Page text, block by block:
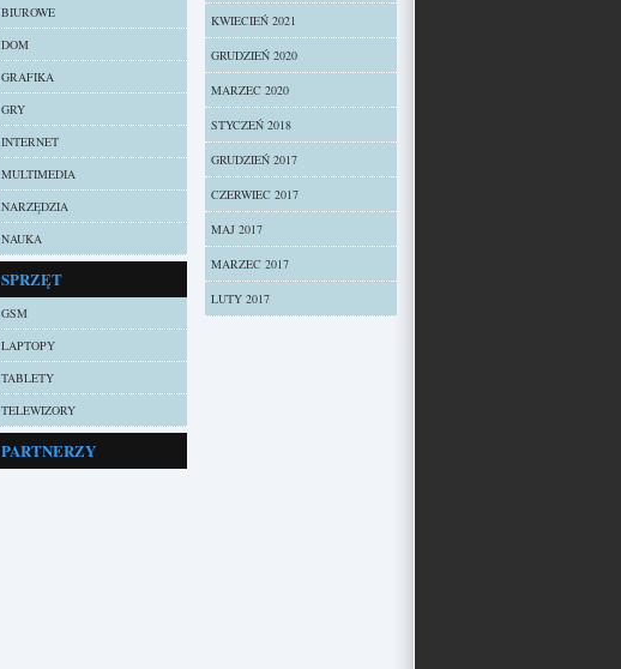
KWIECIEŃ 2021
GRUDZIEŃ 2020
MARZEC 2020
STYCZEŃ 2018
GRUDZIEŃ 2017
CZERWIEC 2017
MAJ 2017
MARZEC 2017
LUTY 2017
BIUROWE
DOM
GRAFIKA
GRY
INTERNET
MULTIMEDIA
NARZĘDZIA
NAUKA
SPRZĘT
GSM
LAPTOPY
TABLETY
TELEWIZORY
PARTNERZY